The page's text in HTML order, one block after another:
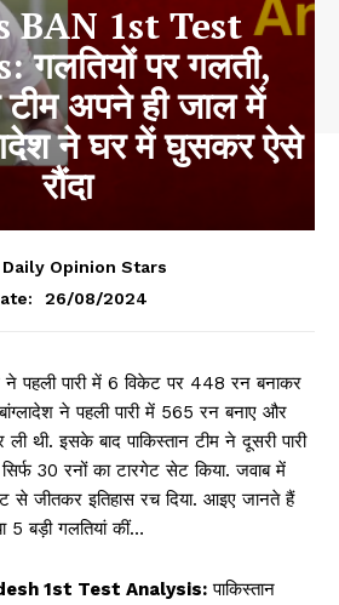
BAN 1st Test
पर गलती,
टीम अपने ही जाल में
ने घर में घुसकर ऐसे
रौंदा
Daily Opinion Stars
26/08/2024
ने पहली पारी में 6 विकेट पर 448 रन बनाकर
बांग्लादेश ने पहली पारी में 565 रन बनाए और
थी. इसके बाद पाकिस्तान टीम ने दूसरी पारी
30 रनों का टारगेट सेट किया. जवाब में
से जीतकर इतिहास रच दिया. आइए जानते हैं
5 बड़ी गलतियां कीं…
1st Test Analysis: पाकिस्तान